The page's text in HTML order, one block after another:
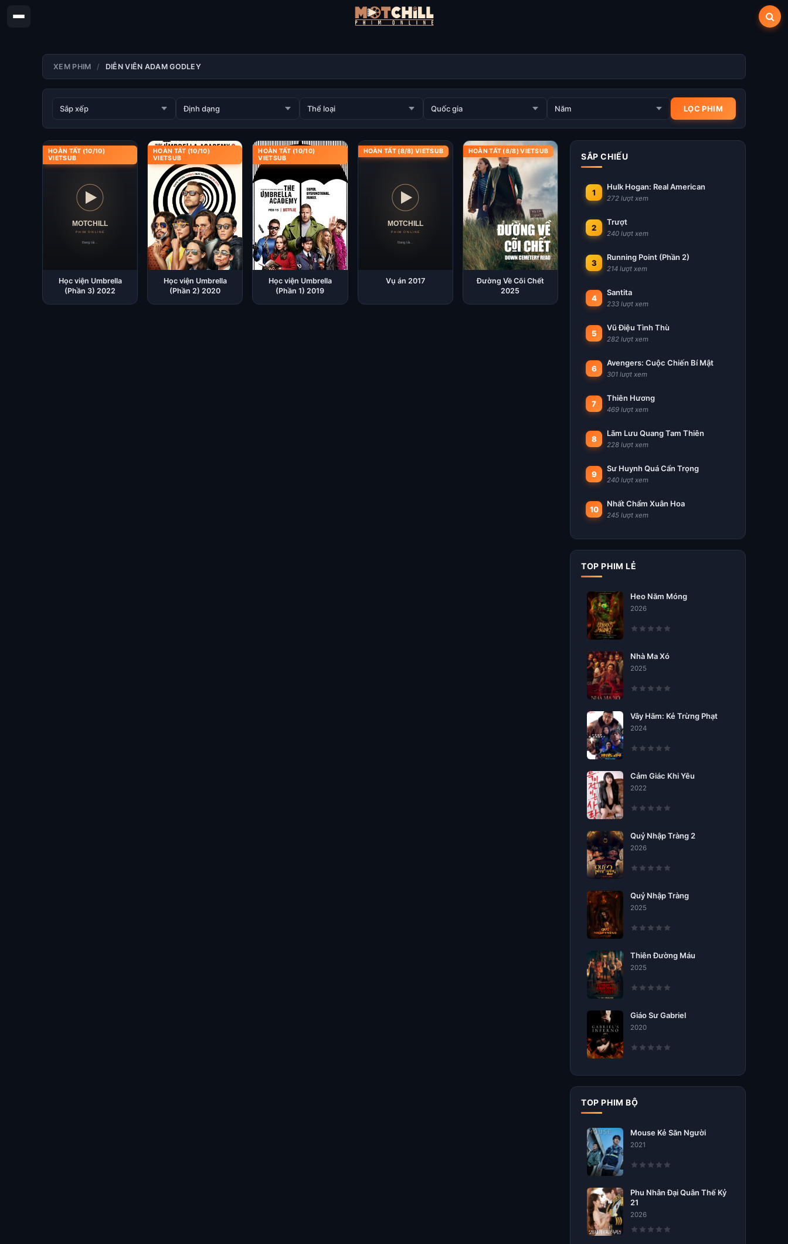
XEM PHIM DIỄN VIÊN ADAM GODLEY
HOÀN TẤT (10/10)
VIETSUB
Học viện Umbrella
(Phần 3) 2022
HOÀN TẤT (10/10)
VIETSUB
Học viện Umbrella
(Phần 2) 2020
HOÀN TẤT (10/10)
VIETSUB
Học viện Umbrella
(Phần 1) 2019
HOÀN TẤT (8/8) VIETSUB
Vụ án 2017
HOÀN TẤT (8/8) VIETSUB
Đường Về Cõi Chết
2025
SẮP CHIẾU
1
Hulk Hogan: Real American
272 lượt xem
2
Trượt
240 lượt xem
3
Running Point (Phần 2)
214 lượt xem
4
Santita
233 lượt xem
5
Vũ Điệu Tình Thù
282 lượt xem
6
Avengers: Cuộc Chiến Bí Mật
301 lượt xem
7
Thiên Hương
469 lượt xem
8
Lãm Lưu Quang Tam Thiên
228 lượt xem
9
Sư Huynh Quá Cẩn Trọng
240 lượt xem
10
Nhất Chẩm Xuân Hoa
245 lượt xem
TOP PHIM LẺ
Heo Năm Móng
2026
Nhà Ma Xó
2025
Vây Hãm: Kẻ Trừng Phạt
2024
Cảm Giác Khi Yêu
2022
Quỷ Nhập Tràng 2
2026
Quỷ Nhập Tràng
2025
Thiên Đường Máu
2025
Giáo Sư Gabriel
2020
TOP PHIM BỘ
Mouse Kẻ Săn Người
2021
Phu Nhân Đại Quân Thế Kỷ
21
2026